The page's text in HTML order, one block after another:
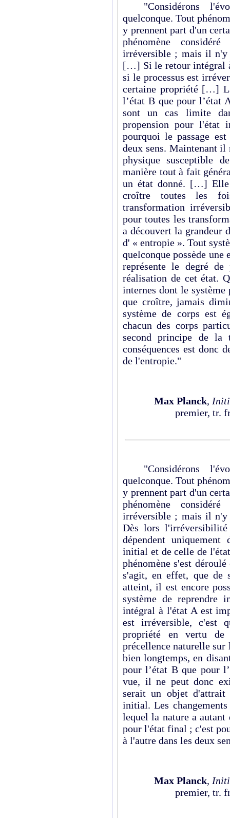
"Considérons
quelconque. Tout
y prennent part d'un
phénomène
irréversible ; mais il n'y
[…] Si le retour intégral
si le processus est
certaine propriété […]
l’état B que pour l’état
sont un cas limite
propension pour
pourquoi le passage
deux sens. Maintenant il
physique susceptible
manière tout à fait
un état donné. […] Elle
croître toutes les
transformation
pour toutes les
a découvert la
d' « entropie ». Tout
quelconque possède
représente le degré
réalisation de cet état.
internes dont le
que croître, jamais
système de corps est
chacun des corps
second principe de la
conséquences est donc
de l'entropie."
Max Planck,
premier, tr.
"Considérons
quelconque. Tout
y prennent part d'un
phénomène
irréversible ; mais il n'y
Dès lors
dépendent
initial et de celle de
phénomène s'est
s'agit, en effet, que de
atteint, il est encore
système de reprendre
intégral à l'état A est
est irréversible, c'est
propriété en vertu
précellence naturelle
bien longtemps, en
pour l’état B que pour
vue, il ne peut donc
serait un objet
initial. Les
lequel la nature a
pour l'état final ; c'est
à l'autre dans les deux
Max Planck,
premier, tr.